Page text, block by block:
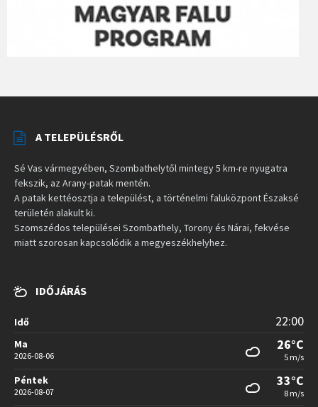
A TELEPÜLÉSRŐL
Sé Vas vármegyében, Szombathelytől mintegy 5 km-re nyugatra
fekszik, az Arany-patak mentén.
A patak kettéosztja a települést, a történelmi faluközpont Északsé
területén alakult ki.
Szomszédos települései Szombathely, Torony és Nárai, fekvése
miatt szorosan kapcsolódik a megyeszékhelyhez.
IDŐJÁRÁS
Idő 22:00
Ma
2026-08-06
26°C
5 m/s
Péntek
2026-08-07
33°C
8 m/s